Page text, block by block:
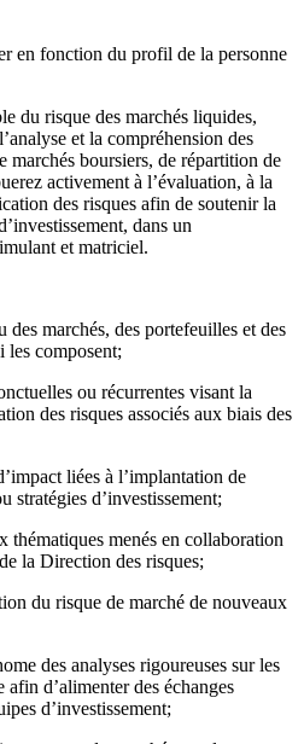
en fonction du profil de la personne
du risque des marchés liquides,
et la compréhension des
marchés boursiers, de répartition de
activement à l’évaluation, à la
des risques afin de soutenir la
dans un
et matriciel.
marchés, des portefeuilles et des
les composent;
ou récurrentes visant la
des risques associés aux biais des
liées à l’implantation de
stratégies d’investissement;
thématiques menés en collaboration
la Direction des risques;
du risque de marché de nouveaux
des analyses rigoureuses sur les
d’alimenter des échanges
d’investissement;